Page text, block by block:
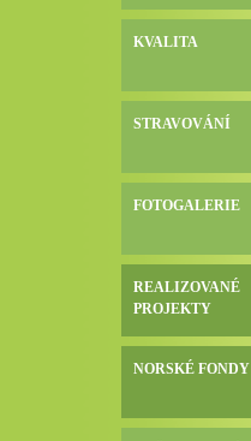
KVALITA
STRAVOVÁNÍ
FOTOGALERIE
REALIZOVANÉ
PROJEKTY
NORSKÉ FONDY